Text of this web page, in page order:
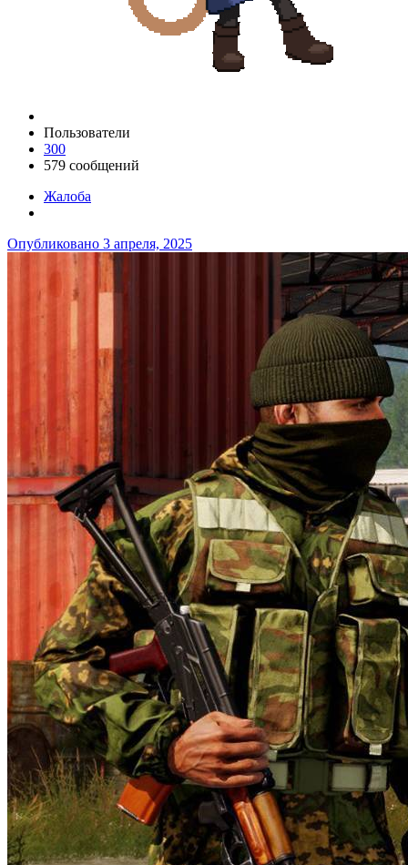
Пользователи
300
579 сообщений
Жалоба
Опубликовано 3 апреля, 2025